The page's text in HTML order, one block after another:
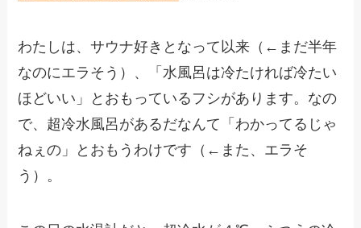
わたしは、サウナ好きとなって以来（←まだ半年
なのにエラそう）、「水風呂は冷たければ冷たい
ほどいい」とおもっているフシがあります。なの
で、超冷水風呂があるだなんて「わかってるじゃ
ねぇの」とおもうわけです（←また、エラそ
う）。